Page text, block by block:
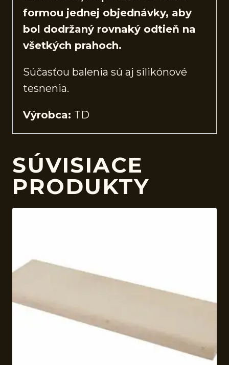
formou jednej objednávky, aby
bol dodržaný rovnaký odtieň na
všetkých prahoch.
Súčasťou balenia sú aj silikónové
tesnenia.
Výrobca: TD
SÚVISIACE
PRODUKTY